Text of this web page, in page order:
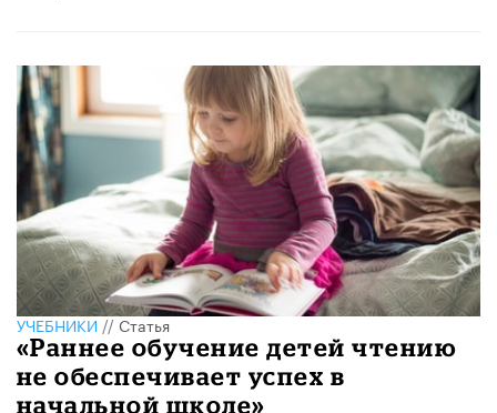
УЧЕБНИКИ//Статья
«Раннее обучение детей чтению
не обеспечивает успех в
начальной школе»